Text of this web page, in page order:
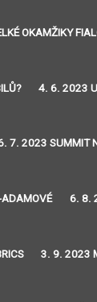
OKAMŽIKY
4. 6. 2023
7. 2023 SUMMIT
6. 8.
3. 9. 2023